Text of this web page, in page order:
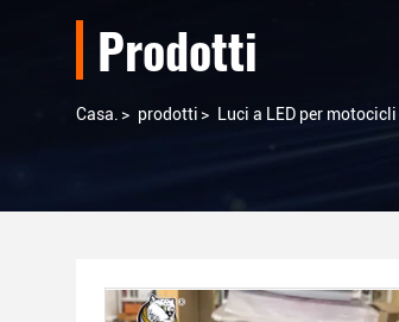
Prodotti
Casa. > prodotti > Luci a LED per motocicli